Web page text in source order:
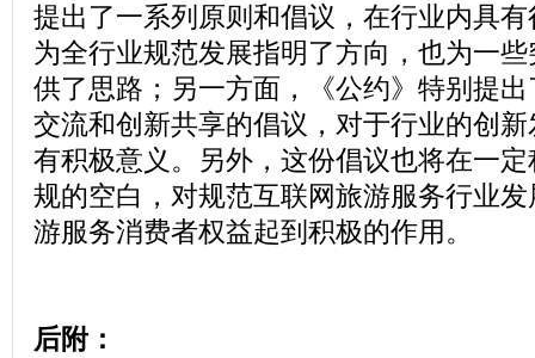
提出了一系列原则和倡议，在行业内具
为全行业规范发展指明了方向，也为一
供了思路；另一方面，《公约》特别提
交流和创新共享的倡议，对于行业的创
有积极意义。另外，这份倡议也将在一
规的空白，对规范互联网旅游服务行业
游服务消费者权益起到积极的作用。
后附：